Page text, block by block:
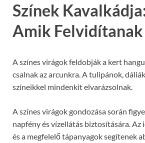
Színek
Amik Felvidítanak
A színes virágok feldobják a kert
csalnak az arcunkra. A tulipánok,
színeikkel mindenkit elvarázsolnak.
A színes virágok gondozása során
napfény és vízellátás biztosítására. Az
és a megfelelő tápanyagok segítenek